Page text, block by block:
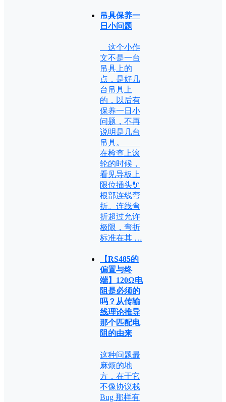
吊具保养一
日小问题
这个小作
文不是一台
吊具上的
点，是好几
台吊具上
的，以后有
保养一日小
问题，不再
说明是几台
吊具。
在检查上滚
轮的时候，
看见导板上
限位插头🔌
根部连线弯
折。连线弯
折超过允许
极限，弯折
标准在其 …
【RS485的
偏置与终
端】120Ω电
阻是必须的
吗？从传输
线理论推导
那个匹配电
阻的由来
这种问题最
麻烦的地
方，在于它
不像协议栈
Bug 那样有